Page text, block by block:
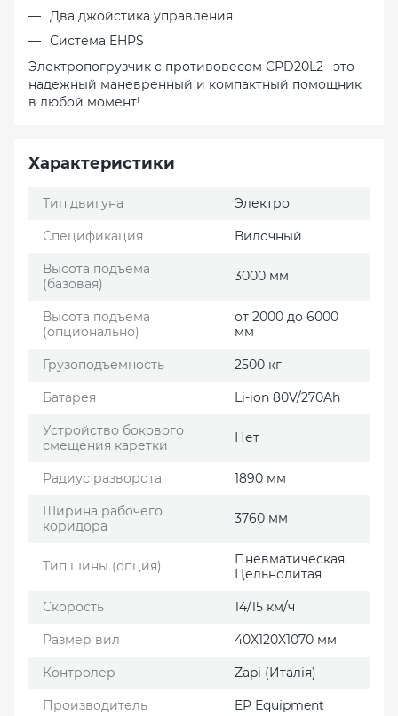
Два джойстика управления
Система EHPS
Электропогрузчик с противовесом СРD20L2– это
надежный маневренный и компактный помощник
в любой момент!
Характеристики
Тип двигуна Электро
Спецификация Вилочный
Высота подъема
(базовая)
3000 мм
Высота подъема
(опционально)
от 2000 до 6000
мм
Грузоподъемность 2500 кг
Батарея Li-ion 80V/270Ah
Устройство бокового
смещения каретки
Нет
Радиус разворота 1890 мм
Ширина рабочего
коридора
3760 мм
Тип шины (опция)
Пневматическая,
Цельнолитая
Скорость 14/15 км/ч
Размер вил 40X120X1070 мм
Контролер Zapi (Италія)
Производитель EP Еquipment